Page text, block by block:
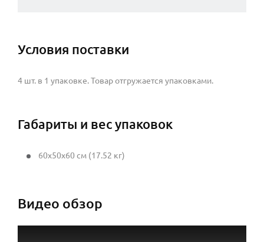
Условия поставки
4 шт. в 1 упаковке. Товар отгружается упаковками.
Габариты и вес упаковок
60x50x60 см (17.52 кг)
Видео обзор